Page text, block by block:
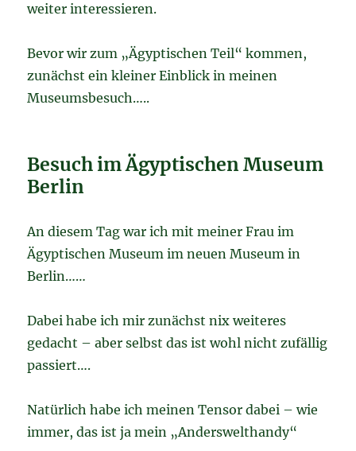
weiter interessieren.
Bevor wir zum „Ägyptischen Teil“ kommen,
zunächst ein kleiner Einblick in meinen
Museumsbesuch…..
Besuch im Ägyptischen Museum
Berlin
An diesem Tag war ich mit meiner Frau im
Ägyptischen Museum im neuen Museum in
Berlin……
Dabei habe ich mir zunächst nix weiteres
gedacht – aber selbst das ist wohl nicht zufällig
passiert….
Natürlich habe ich meinen Tensor dabei – wie
immer, das ist ja mein „Anderswelthandy“